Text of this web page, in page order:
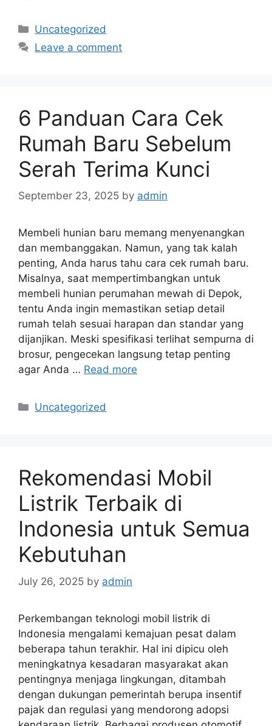
Categories
Uncategorized
Leave a comment
6 Panduan Cara Cek
Rumah Baru Sebelum
Serah Terima Kunci
September 23, 2025 by admin
Membeli hunian baru memang menyenangkan
dan membanggakan. Namun, yang tak kalah
penting, Anda harus tahu cara cek rumah baru.
Misalnya, saat mempertimbangkan untuk
membeli hunian perumahan mewah di Depok,
tentu Anda ingin memastikan setiap detail
rumah telah sesuai harapan dan standar yang
dijanjikan. Meski spesifikasi terlihat sempurna di
brosur, pengecekan langsung tetap penting
agar Anda … Read more
Categories
Uncategorized
Rekomendasi Mobil
Listrik Terbaik di
Indonesia untuk Semua
Kebutuhan
July 26, 2025 by admin
Perkembangan teknologi mobil listrik di
Indonesia mengalami kemajuan pesat dalam
beberapa tahun terakhir. Hal ini dipicu oleh
meningkatnya kesadaran masyarakat akan
pentingnya menjaga lingkungan, ditambah
dengan dukungan pemerintah berupa insentif
pajak dan regulasi yang mendorong adopsi